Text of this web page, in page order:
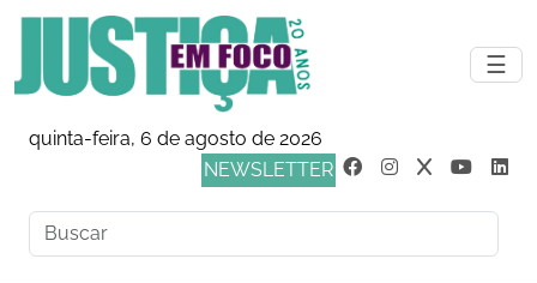
☰
quinta-feira, 6 de agosto de 2026
NEWSLETTER